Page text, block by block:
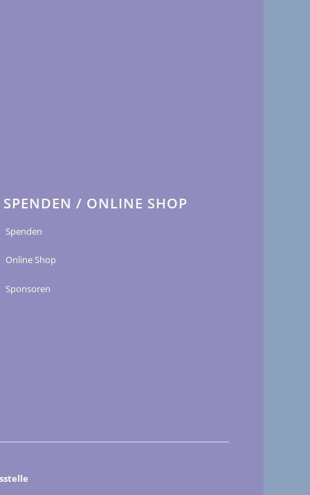
SPENDEN / ONLINE SHOP
Spenden
Online Shop
Sponsoren